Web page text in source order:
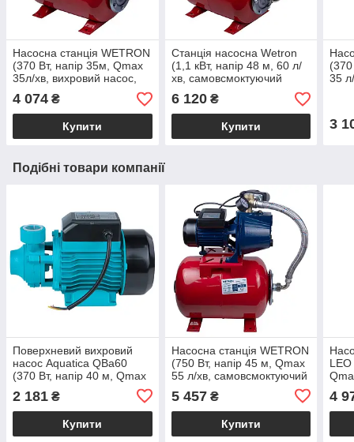
Насосна станція WETRON
(370 Вт, напір 35м, Qmax
35л/хв, вихровий насос,
бак 24 літри) для води,
свердловини
4 074 ₴
Купити
Станція насосна Wetron
(1,1 кВт, напір 48 м, 60 л/
хв, самовсмоктуючий
насос, бак 24 л) для
свердловини, криниці
6 120₴
Купити
35
3
Подібні товари компанії
Поверхневий вихровий
насос Aquatica QBa60
(370 Вт, напір 40 м, Qmax
колодязя, свердловини
2 181 ₴
Купити
Насосна станція WETRON
(750 Вт, напір 45 м, Qmax
55 л/хв, самовсмоктуючий
насос, бак 24 л) для води,
поливу
5 457₴
Купити
4